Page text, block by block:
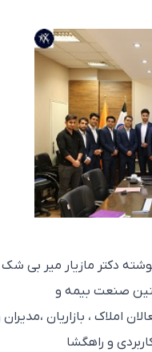
دکتر مازیار میر بی
صنعت بیمه و
املاک ، بازاریان
و راهگشا